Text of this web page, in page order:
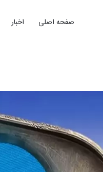
صفحه اصلی اخبار